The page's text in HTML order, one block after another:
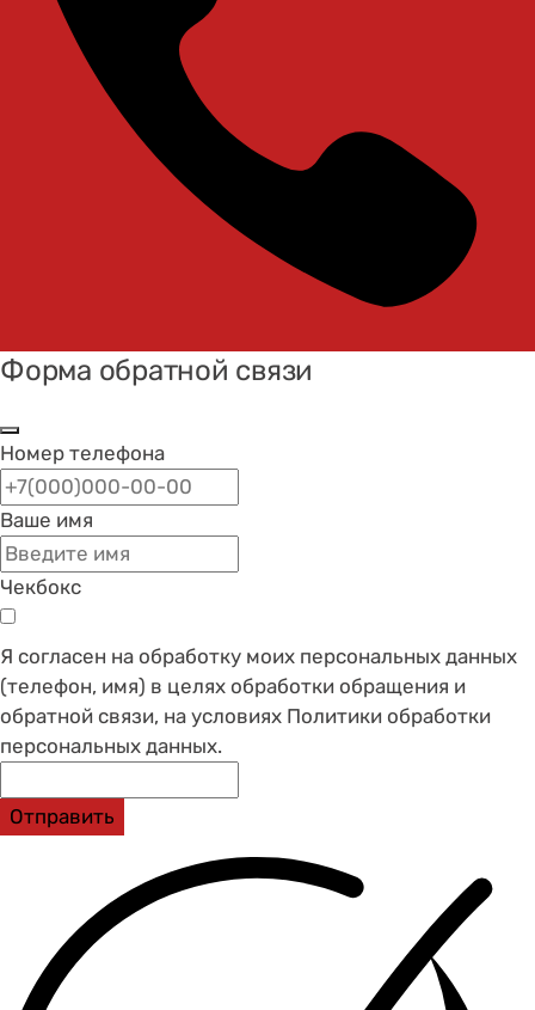
Форма обратной связи
Номер телефона
Ваше имя
Чекбокс
Я согласен на обработку моих персональных данных
(телефон, имя) в целях обработки обращения и
обратной связи, на условиях Политики обработки
персональных данных.
Отправить